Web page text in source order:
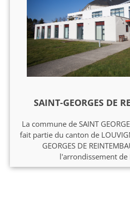
SAINT-GEORGES DE
La commune de SAINT
fait partie du canton de
GEORGES DE
l'arrondissement de